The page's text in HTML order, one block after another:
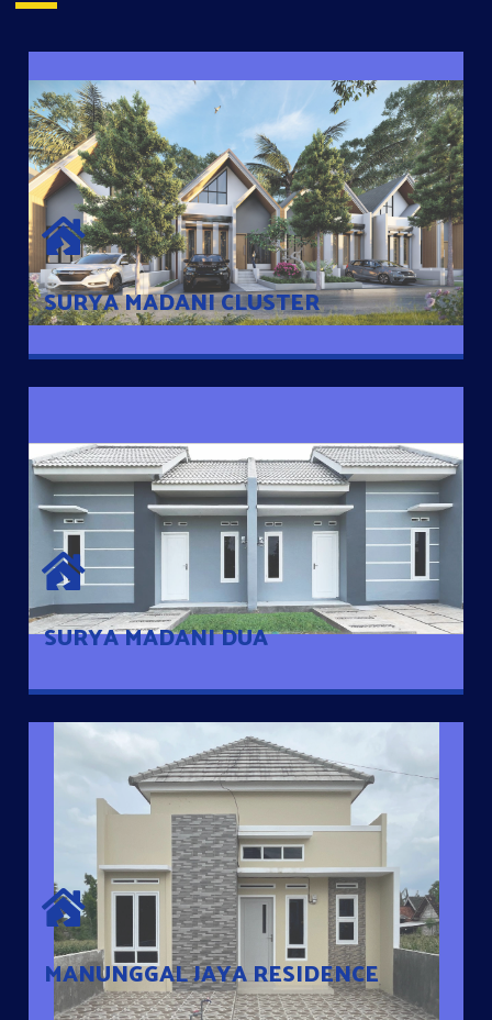
SURYA MADANI CLUSTER
SURYA MADANI CLUSTER
Desain Modern Minimalis dengan Konsep Rumah Pintar
Sehingga Memudahkan Penghuni mengakses rumahnya
dengan Ponsel
SURYA MADANI DUA
SURYA MADANI DUA
Satu-satunya Hunian nyaman dengan harga subsidi hanya 100
jutaan dengan lokasi strategis di Tuban
MANUNGGAL JAYA RESIDENCE
MANUNGGAL JAYA RESIDENCE
Cluster Exclusive dengan one Gate System, terdapat taman
mini dan memiliki jarak 200m dari jalan nasional serta dekat
dengan pusat kota